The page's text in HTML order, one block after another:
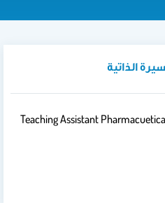
الذاتية
Teaching Assistant